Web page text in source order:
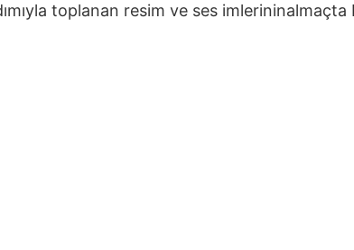
toplanan resim ve ses imlerininalmaçta